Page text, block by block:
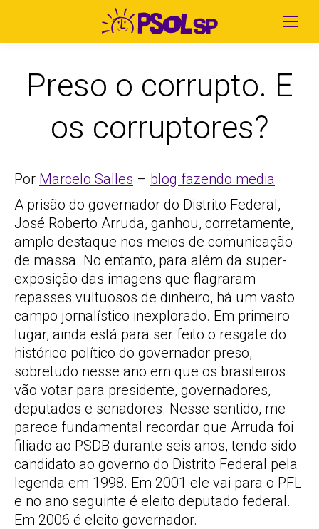
Preso o corrupto. E
os corruptores?
Por Marcelo Salles – blog fazendo media
A prisão do governador do Distrito Federal,
José Roberto Arruda, ganhou, corretamente,
amplo destaque nos meios de comunicação
de massa. No entanto, para além da super-
exposição das imagens que flagraram
repasses vultuosos de dinheiro, há um vasto
campo jornalístico inexplorado. Em primeiro
lugar, ainda está para ser feito o resgate do
histórico político do governador preso,
sobretudo nesse ano em que os brasileiros
vão votar para presidente, governadores,
deputados e senadores. Nesse sentido, me
parece fundamental recordar que Arruda foi
filiado ao PSDB durante seis anos, tendo sido
candidato ao governo do Distrito Federal pela
legenda em 1998. Em 2001 ele vai para o PFL
e no ano seguinte é eleito deputado federal.
Em 2006 é eleito governador.